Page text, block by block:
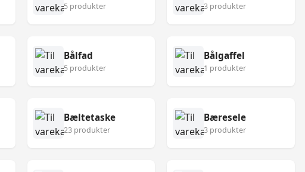
5 produkter 3 produkter
Bålfad
5 produkter
Bålgaffel
1 produkter
Bæltetaske
23 produkter
Bæresele
3 produkter